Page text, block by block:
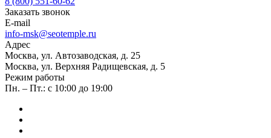
Заказать звонок
E-mail
info-msk@seotemple.ru
Адрес
Москва, ул. Автозаводская, д. 25
Москва, ул. Верхняя Радищевская, д. 5
Режим работы
Пн. – Пт.: с 10:00 до 19:00